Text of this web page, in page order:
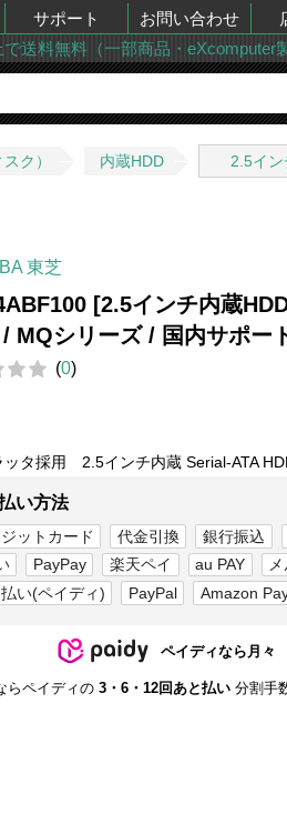
サポート お問い合わせ
送料無料（一部商品・eXcomputer
ク） 内蔵HDD 2.5イン
東芝
[2.5インチ内蔵
MQシリーズ / 国内サポー
(0)
ッタ採用 2.5インチ内蔵 Serial-ATA
い方法
ットカード 代金引換 銀行振込
PayPay 楽天ペイ au PAY
い(ペイディ)
PayPal Amazon
ペイディなら月々
らペイディの 3・6・12回あと払い 分割手